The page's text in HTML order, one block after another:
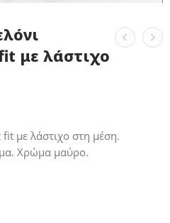
με λάστιχο
με λάστιχο στη μέση.
Χρώμα μαύρο.